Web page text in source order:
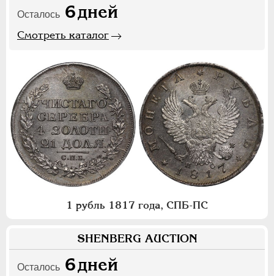
Осталось 6дней
Смотреть каталог
1 рубль 1817 года, СПБ-ПС
SHENBERG AUCTION
Осталось 6дней